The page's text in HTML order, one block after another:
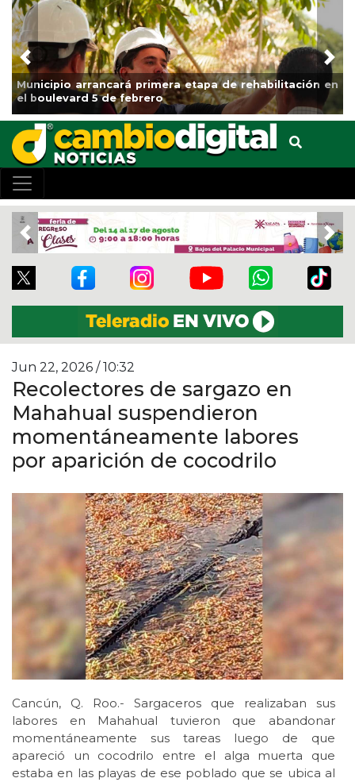
etapa de rehabilitación en
Impulsa Gobierno
Clases
Previous
Previous
Jun 22, 2026 / 10:32
Recolectores de sargazo en
Mahahual suspendieron
momentáneamente labores
por aparición de cocodrilo
Cancún, Q. Roo.- Sargaceros que realizaban sus
labores en Mahahual tuvieron que abandonar
momentáneamente sus tareas luego de que
apareció un cocodrilo entre el alga muerta que
estaba en las playas de ese poblado que se ubica al